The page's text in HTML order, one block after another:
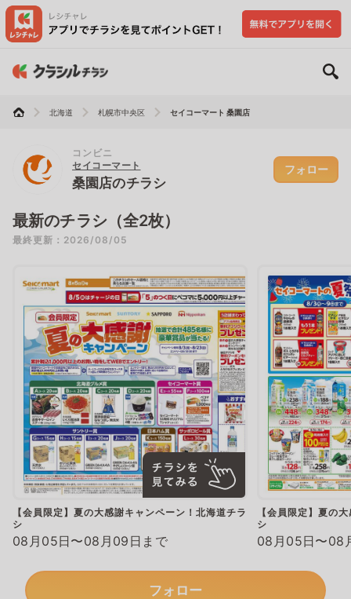
北海道 札幌市中央区 セイコーマート 桑園店
コンビニ
セイコーマート
桑園店のチラシ
フォロー
最新のチラシ（全2枚）
最終更新：2026/08/05
【会員限定】夏の大感謝キャンペーン！北海道チラ
シ
08月05日〜08月09日まで
【会員限定】夏の
シ
08月05日〜08
フォロー